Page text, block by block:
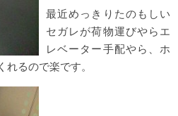
最近めっきりたのもしい
セガレが荷物運びやらエ
レベーター手配やら、ホ
るので楽です。